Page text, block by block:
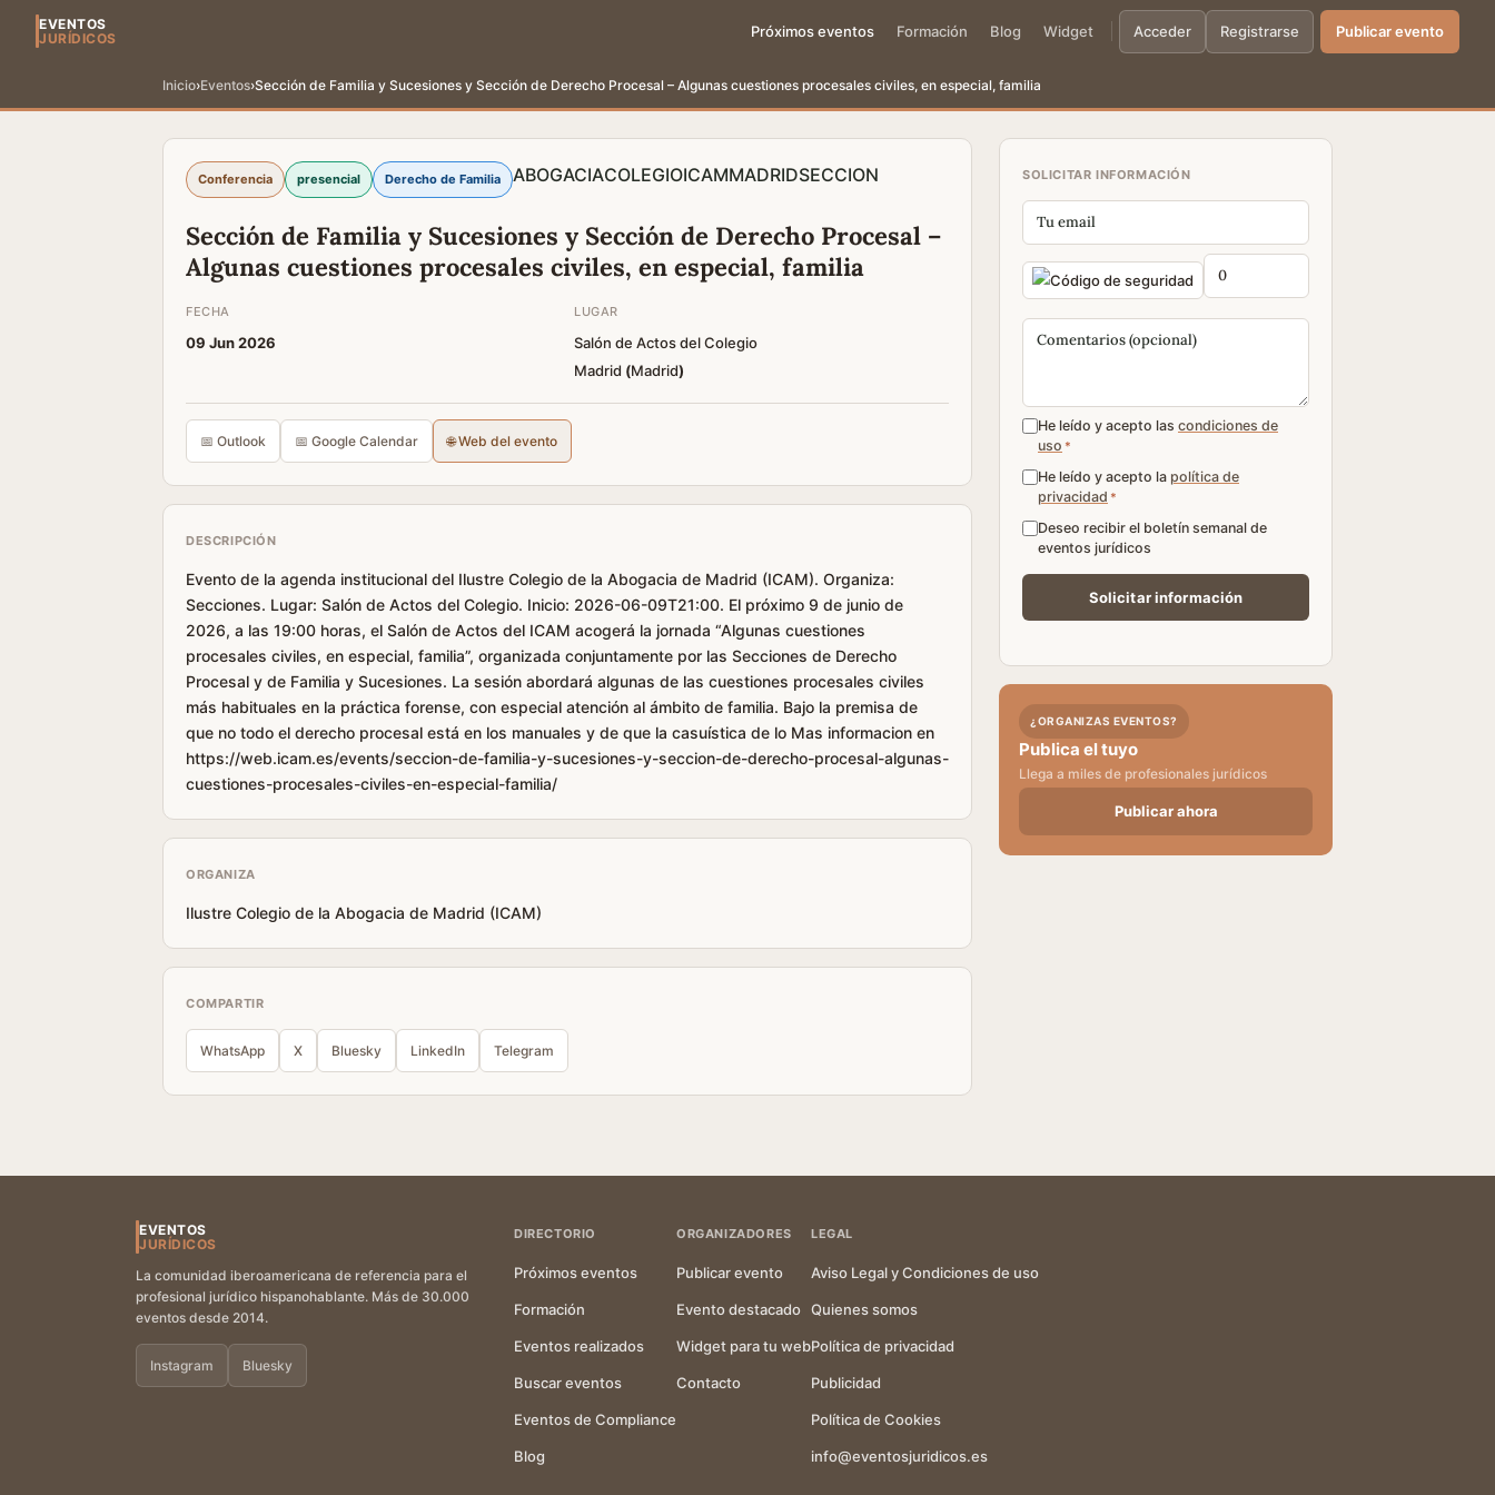
EVENTOS
JURÍDICOS
Próximos eventos Formación Blog Widget Acceder Registrarse Publicar evento
Inicio›Eventos›Sección de Familia y Sucesiones y Sección de Derecho Procesal – Algunas cuestiones procesales civiles, en especial, familia
Conferencia presencial Derecho de Familia ABOGACIACOLEGIOICAMMADRIDSECCION
Sección de Familia y Sucesiones y Sección de Derecho Procesal –
Algunas cuestiones procesales civiles, en especial, familia
FECHA
09 Jun 2026
LUGAR
Salón de Actos del Colegio
Madrid (Madrid)
📅 Outlook 📅 Google Calendar 🌐 Web del evento
DESCRIPCIÓN
Evento de la agenda institucional del Ilustre Colegio de la Abogacia de Madrid (ICAM). Organiza:
Secciones. Lugar: Salón de Actos del Colegio. Inicio: 2026-06-09T21:00. El próximo 9 de junio de
2026, a las 19:00 horas, el Salón de Actos del ICAM acogerá la jornada “Algunas cuestiones
procesales civiles, en especial, familia”, organizada conjuntamente por las Secciones de Derecho
Procesal y de Familia y Sucesiones. La sesión abordará algunas de las cuestiones procesales civiles
más habituales en la práctica forense, con especial atención al ámbito de familia. Bajo la premisa de
que no todo el derecho procesal está en los manuales y de que la casuística de lo Mas informacion en
https://web.icam.es/events/seccion-de-familia-y-sucesiones-y-seccion-de-derecho-procesal-algunas-
cuestiones-procesales-civiles-en-especial-familia/
ORGANIZA
Ilustre Colegio de la Abogacia de Madrid (ICAM)
COMPARTIR
WhatsApp X Bluesky LinkedIn Telegram
SOLICITAR INFORMACIÓN
He leído y acepto las condiciones de
uso *
He leído y acepto la política de
privacidad *
Deseo recibir el boletín semanal de
eventos jurídicos
¿ORGANIZAS EVENTOS?
Publica el tuyo
Llega a miles de profesionales jurídicos
Publicar ahora
EVENTOS
JURÍDICOS
La comunidad iberoamericana de referencia para el
profesional jurídico hispanohablante. Más de 30.000
eventos desde 2014.
Instagram Bluesky
DIRECTORIO
Próximos eventos
Formación
Eventos realizados
Buscar eventos
Eventos de Compliance
Blog
ORGANIZADORES
Publicar evento
Evento destacado
Widget para tu web
Contacto
LEGAL
Aviso Legal y Condiciones de uso
Quienes somos
Política de privacidad
Publicidad
Política de Cookies
info@eventosjuridicos.es